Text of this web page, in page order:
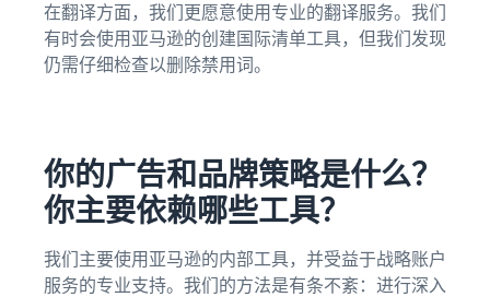
在翻译方面，我们更愿意使用专业的翻译服务。我们
有时会使用亚马逊的创建国际清单工具，但我们发现
仍需仔细检查以删除禁用词。
你的广告和品牌策略是什么？
你主要依赖哪些工具？
我们主要使用亚马逊的内部工具，并受益于战略账户
服务的专业支持。我们的方法是有条不紊：进行深入